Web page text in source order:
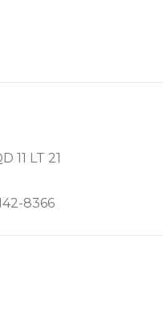
11 LT 21
8366